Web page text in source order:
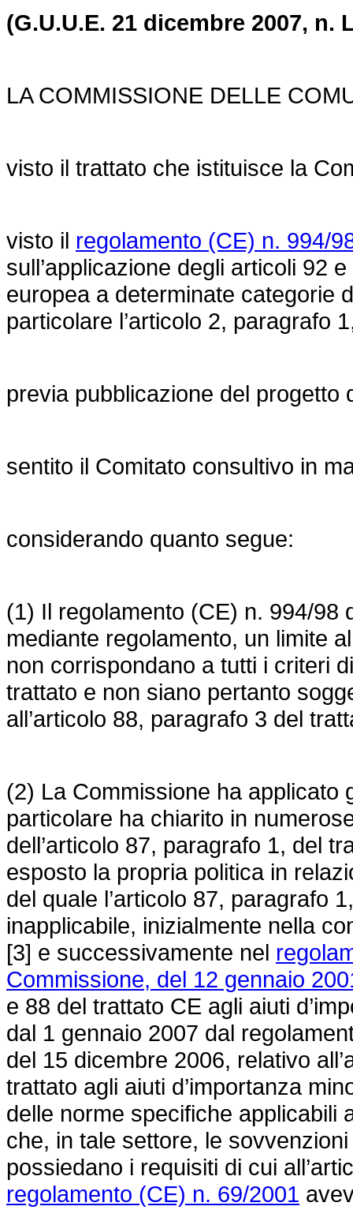
(G.U.U.E. 21 dicembre 2007, n.
LA COMMISSIONE DELLE
visto il trattato che istituisce la
visto il regolamento (CE) n. 994/
sull’applicazione degli articoli 92
europea a determinate categorie
particolare l’articolo 2, paragrafo
previa pubblicazione del progetto
sentito il Comitato consultivo in
considerando quanto segue:
(1) Il regolamento (CE) n. 994/98
mediante regolamento, un limite
non corrispondano a tutti i criteri
trattato e non siano pertanto
all’articolo 88, paragrafo 3 del
(2) La Commissione ha applicato
particolare ha chiarito in
dell’articolo 87, paragrafo 1, del
esposto la propria politica in
del quale l’articolo 87, paragrafo
inapplicabile, inizialmente nella
[3] e successivamente nel
Commissione, del 12 gennaio
e 88 del trattato CE agli aiuti
dal 1 gennaio 2007 dal
del 15 dicembre 2006, relativo
trattato agli aiuti d’importanza
delle norme specifiche applicabili
che, in tale settore, le
possiedano i requisiti di cui
regolamento (CE) n. 69/2001